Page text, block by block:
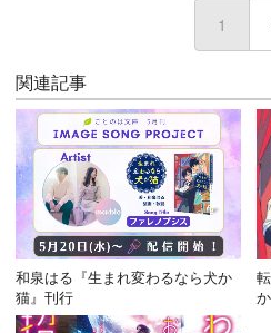
1
関連記事
和泉はる『生まれ変わるなら犬か
猫』刊行